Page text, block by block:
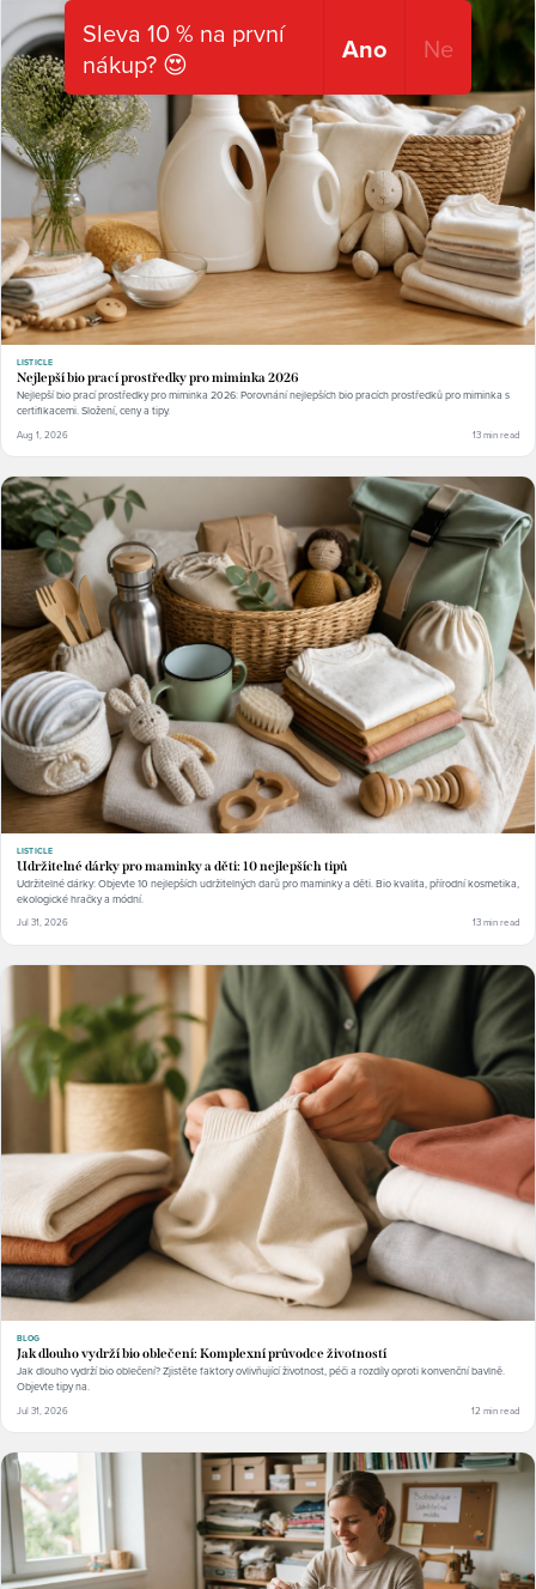
LISTICLE
Nejlepší bio prací prostředky pro miminka 2026
Nejlepší bio prací prostředky pro miminka 2026: Porovnání nejlepších bio pracích prostředků pro miminka s
certifikacemi. Složení, ceny a tipy.
Aug 1, 2026 13 min read
LISTICLE
Udržitelné dárky pro maminky a děti: 10 nejlepších tipů
Udržitelné dárky: Objevte 10 nejlepších udržitelných darů pro maminky a děti. Bio kvalita, přírodní kosmetika,
ekologické hračky a módní.
Jul 31, 2026 13 min read
BLOG
Jak dlouho vydrží bio oblečení: Komplexní průvodce životností
Jak dlouho vydrží bio oblečení? Zjistěte faktory ovlivňující životnost, péči a rozdíly oproti konvenční bavlně.
Objevte tipy na.
Jul 31, 2026 12 min read
Sleva 10 % na první
nákup? 😍
Ano Ne